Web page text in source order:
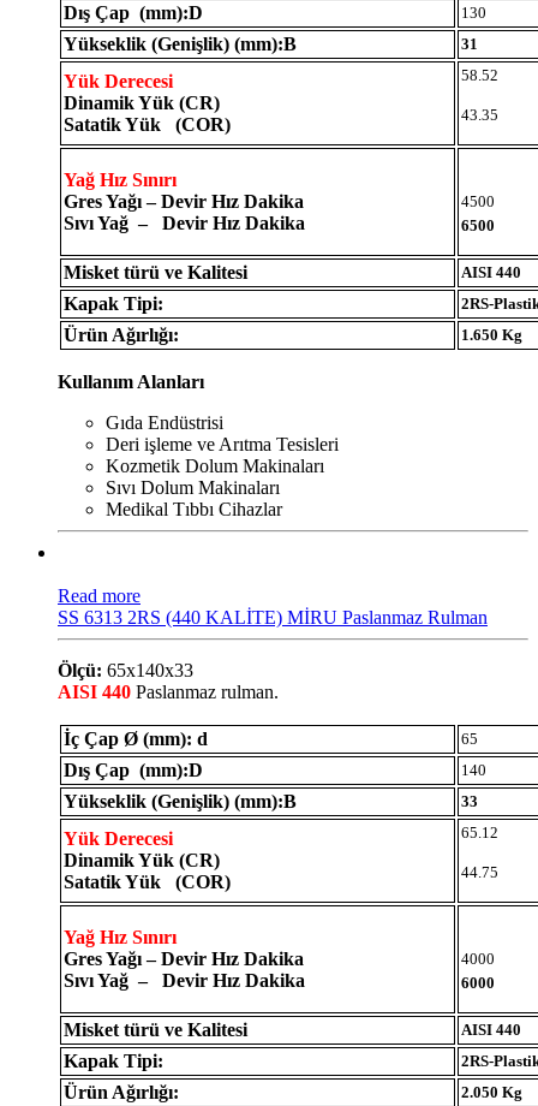
Dış Çap (mm):D 130
Yükseklik (Genişlik) (mm):B 31
Yük Derecesi
Dinamik Yük (CR)
Satatik Yük (COR)
58.52
43.35
Yağ Hız Sınırı
Gres Yağı – Devir Hız Dakika
Sıvı Yağ – Devir Hız Dakika
4500
6500
Misket türü ve Kalitesi AISI 440
Kapak Tipi: 2RS-
Ürün Ağırlığı: 1.650 Kg
Kullanım Alanları
Gıda Endüstrisi
Deri işleme ve Arıtma Tesisleri
Kozmetik Dolum Makinaları
Sıvı Dolum Makinaları
Medikal Tıbbı Cihazlar
Read more
SS 6313 2RS (440 KALİTE) MİRU Paslanmaz Rulman
Ölçü: 65x140x33
AISI 440 Paslanmaz rulman.
İç Çap Ø (mm): d 65
Dış Çap (mm):D 140
Yükseklik (Genişlik) (mm):B 33
Yük Derecesi
Dinamik Yük (CR)
Satatik Yük (COR)
65.12
44.75
Yağ Hız Sınırı
Gres Yağı – Devir Hız Dakika
Sıvı Yağ – Devir Hız Dakika
4000
6000
Misket türü ve Kalitesi AISI 440
Kapak Tipi: 2RS-
Ürün Ağırlığı: 2.050 Kg